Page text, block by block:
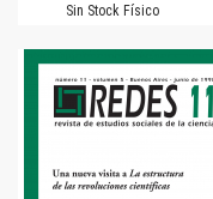
Sin Stock Físico